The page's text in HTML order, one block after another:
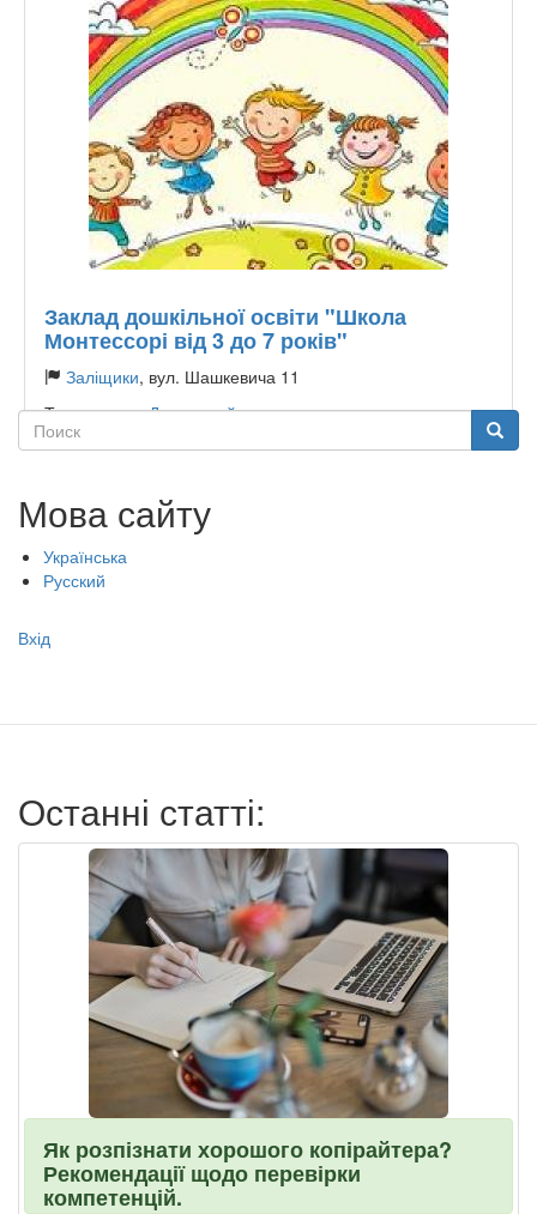
Заклад дошкільної освіти "Школа
Монтессорі від 3 до 7 років"
Заліщики, вул. Шашкевича 11
Тип садочку:Державний
Поиск Поиск
Мова сайту
Українська
Русский
Меню
записи
Вхід
Останні статті:
Як розпізнати хорошого копірайтера?
Рекомендації щодо перевірки
компетенцій.